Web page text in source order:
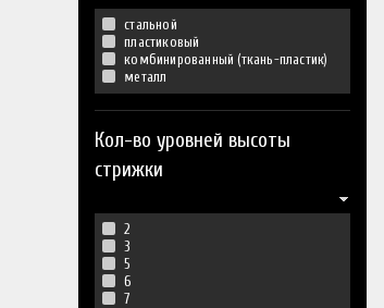
стальной
пластиковый
комбинированный (ткань-пластик)
металл
Кол-во уровней высоты
стрижки
2
3
5
6
7